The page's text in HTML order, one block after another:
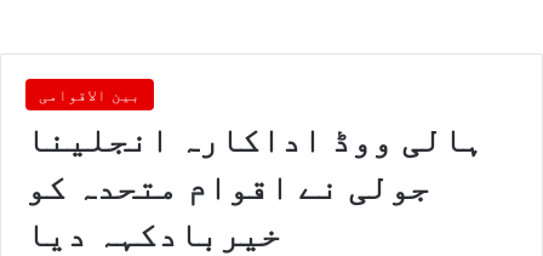
بین الاقوامی
ہالی ووڈ اداکارہ انجلینا
جولی نے اقوام متحدہ کو
خیربادکہہ دیا